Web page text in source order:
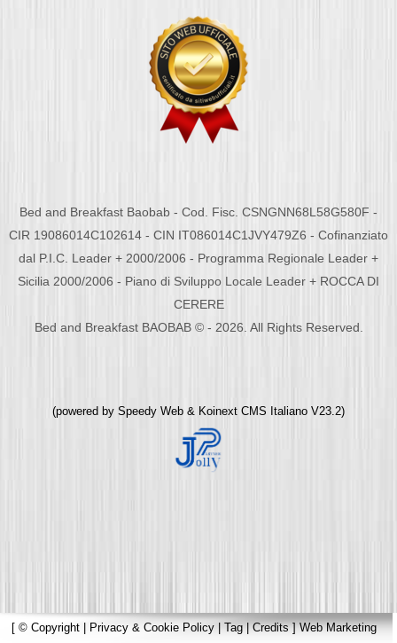
Bed and Breakfast Baobab - Cod. Fisc. CSNGNN68L58G580F -
CIR 19086014C102614 - CIN IT086014C1JVY479Z6 - Cofinanziato
dal P.I.C. Leader + 2000/2006 - Programma Regionale Leader +
Sicilia 2000/2006 - Piano di Sviluppo Locale Leader + ROCCA DI
CERERE
Bed and Breakfast BAOBAB © - 2026. All Rights Reserved.
(powered by Speedy Web & Koinext CMS Italiano V23.2)
[ © Copyright | Privacy & Cookie Policy | Tag|Credits]Web Marketing